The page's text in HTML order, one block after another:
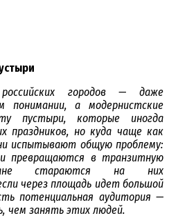
городов — даже
а модернистские
пустыри, которые иногда
праздников, но куда чаще как
испытывают общую проблему:
превращаются в транзитную
стараются на них
через площадь идет большой
потенциальная аудитория —
чем занять этих людей.